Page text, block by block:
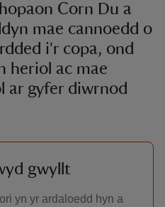
Corn Du a
mae cannoedd o
i'r copa, ond
heriol ac mae
ar gyfer diwrnod
gwyllt
yn yr ardaloedd hyn a